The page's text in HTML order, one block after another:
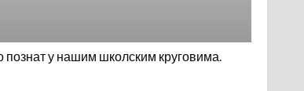
познат у нашим школским круговима.